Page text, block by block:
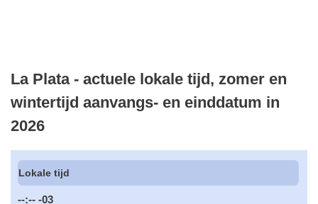
La Plata - actuele lokale tijd, zomer en
wintertijd aanvangs- en einddatum in
2026
Lokale tijd
--:-- -03